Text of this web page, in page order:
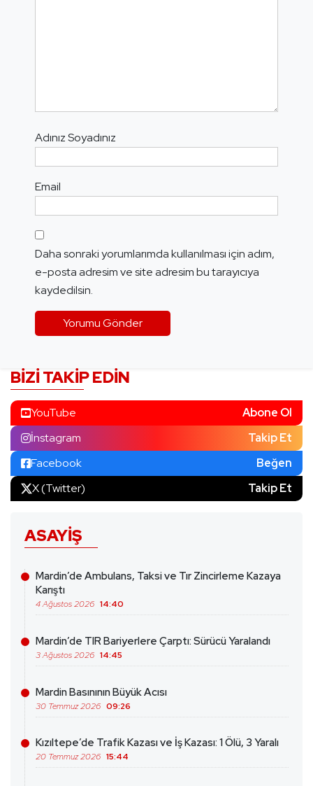
Adınız Soyadınız
Email
Daha sonraki yorumlarımda kullanılması için adım,
e-posta adresim ve site adresim bu tarayıcıya
kaydedilsin.
BIZI TAKIP EDIN
YouTube
Abone Ol
İnstagram
Takip Et
Facebook
Beğen
X (Twitter)
Takip Et
ASAYIŞ
Mardin’de Ambulans, Taksi ve Tır Zincirleme Kazaya
Karıştı
4 Ağustos 2026 14:40
Mardin’de TIR Bariyerlere Çarptı: Sürücü Yaralandı
3 Ağustos 2026 14:45
Mardin Basınının Büyük Acısı
30 Temmuz 2026 09:26
Kızıltepe’de Trafik Kazası ve İş Kazası: 1 Ölü, 3 Yaralı
20 Temmuz 2026 15:44